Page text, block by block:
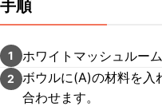
手順
1 ホワイトマッシュルー
2
ボウルに(A)の材料を入
合わせます。